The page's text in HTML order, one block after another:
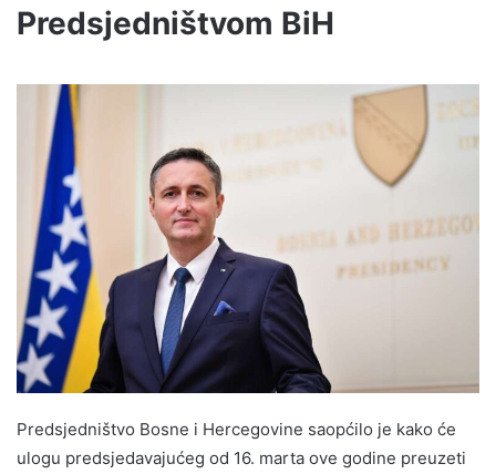
Predsjedništvom BiH
Predsjedništvo Bosne i Hercegovine saopćilo je kako će
ulogu predsjedavajućeg od 16. marta ove godine preuzeti